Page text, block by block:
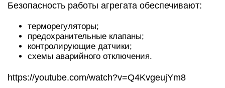
Безопасность работы агрегата обеспечивают:
терморегуляторы;
предохранительные клапаны;
контролирующие датчики;
схемы аварийного отключения.
https://youtube.com/watch?v=Q4KvgeujYm8